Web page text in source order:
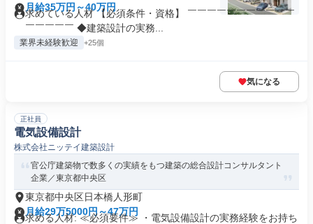
月給35万円～40万円
求めている人材 【必須条件・資格】 ￣￣￣￣￣￣￣￣￣￣￣
￣￣￣￣￣ ◆建築設計の実務...
業界未経験歓迎 +25個
気になる
正社員
電気設備設計
株式会社ニッテイ建築設計
官公庁建築物で数多くの実績をもつ建築の総合設計コンサルタント
企業／東京都中央区
東京都中央区日本橋人形町
月給29万5000円～47万円
求める人材: ≪必須要件≫ ・電気設備設計の実務経験をお持ち